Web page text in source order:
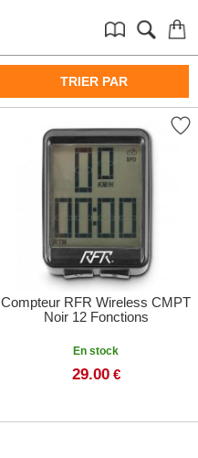
TRIER PAR
Compteur RFR Wireless CMPT
Noir 12 Fonctions
En stock
29.00 €